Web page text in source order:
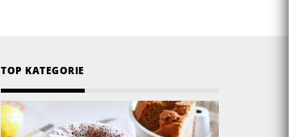
TOP KATEGORIE